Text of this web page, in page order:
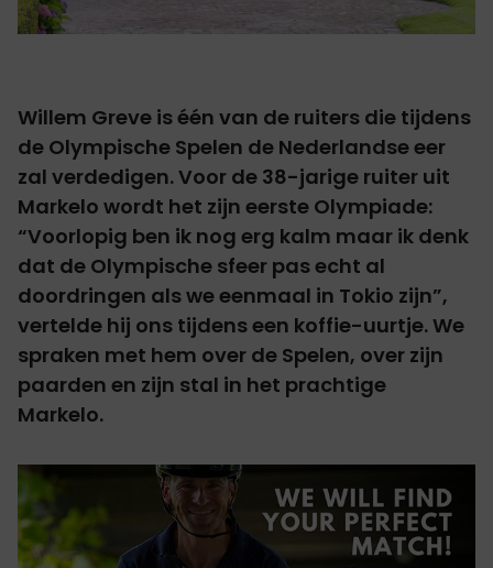
Willem Greve is één van de ruiters die tijdens
de Olympische Spelen de Nederlandse eer
zal verdedigen. Voor de 38-jarige ruiter uit
Markelo wordt het zijn eerste Olympiade:
“Voorlopig ben ik nog erg kalm maar ik denk
dat de Olympische sfeer pas echt al
doordringen als we eenmaal in Tokio zijn”,
vertelde hij ons tijdens een koffie-uurtje. We
spraken met hem over de Spelen, over zijn
paarden en zijn stal in het prachtige
Markelo.